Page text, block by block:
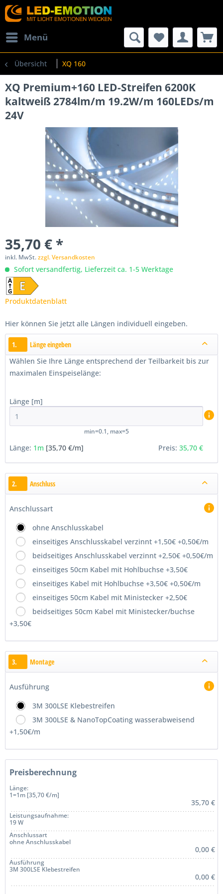
Menü
Übersicht XQ 160
XQ Premium+160 LED-Streifen 6200K
kaltweiß 2784lm/m 19.2W/m 160LEDs/m
24V
35,70 € *
inkl. MwSt.zzgl. Versandkosten
Sofort versandfertig, Lieferzeit ca. 1-5 Werktage
Produktdatenblatt
Hier können Sie jetzt alle Längen individuell eingeben.
1.
Länge eingeben
Wählen Sie Ihre Länge entsprechend der Teilbarkeit bis zur
maximalen Einspeiselänge:
Länge [m]
min=0.1, max=5
Länge: 1m [35,70 €/m] Preis: 35,70 €
2. Anschluss
Anschlussart
ohne Anschlusskabel
einseitiges Anschlusskabel verzinnt +1,50€ +0,50€/m
beidseitiges Anschlusskabel verzinnt +2,50€ +0,50€/m
einseitiges 50cm Kabel mit Hohlbuchse +3,50€
einseitiges Kabel mit Hohlbuchse +3,50€ +0,50€/m
einseitiges 50cm Kabel mit Ministecker +2,50€
beidseitiges 50cm Kabel mit Ministecker/buchse
+3,50€
3. Montage
Ausführung
3M 300LSE Klebestreifen
3M 300LSE & NanoTopCoating wasserabweisend
+1,50€/m
Preisberechnung
Länge:
1=1m [35,70 €/m]
35,70 €
Leistungsaufnahme:
19 W
Anschlussart
ohne Anschlusskabel
0,00 €
Ausführung
3M 300LSE Klebestreifen
0,00 €